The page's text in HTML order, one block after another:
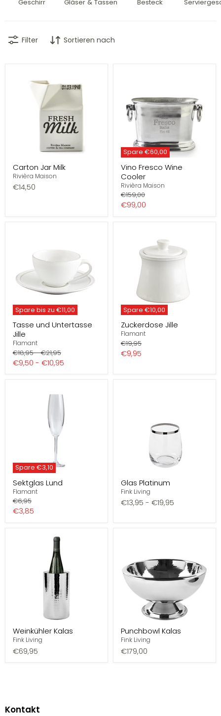
Geschirr Gläser & Tassen Besteck
Filter Sortieren nach
Carton Jar Milk
Rivièra Maison
€14,50
Spare €60,00
Vino Fresco Wine
Cooler
Rivièra Maison
Preis
€159,00
Aktueller
€99,00
Spare bis zu €11,00
Tasse und Untertasse
Jille
Flamant
Preis
€18,95-Preis
€21,95
€9,50 - €10,95
Spare €10,00
Zuckerdose Jille
Flamant
Preis
€19,95
Aktueller
€9,95
Spare €3,10
Sektglas Lund
Flamant
Preis
€6,95
Aktueller
€3,85
Glas Platinum
Fink Living
€13,95 - €19,95
Weinkühler Kalas
Fink Living
€69,95
Punchbowl Kalas
Fink Living
€179,00
Kontakt